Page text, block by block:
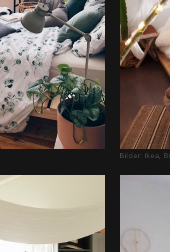
Bilder: Ikea,